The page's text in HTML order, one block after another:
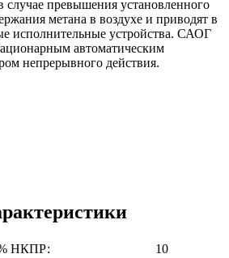
превышения установленного
метана в воздухе и приводят в
исполнительные устройства. САОГ
автоматическим
непрерывного действия.
% НКПР:
10